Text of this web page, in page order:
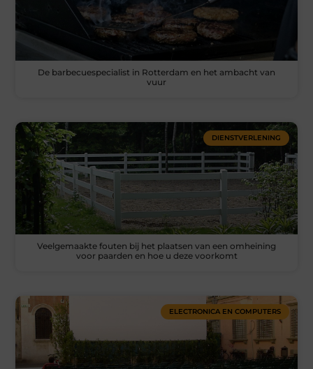
De barbecuespecialist in Rotterdam en het ambacht van
vuur
DIENSTVERLENING
Veelgemaakte fouten bij het plaatsen van een omheining
voor paarden en hoe u deze voorkomt
ELECTRONICA EN COMPUTERS